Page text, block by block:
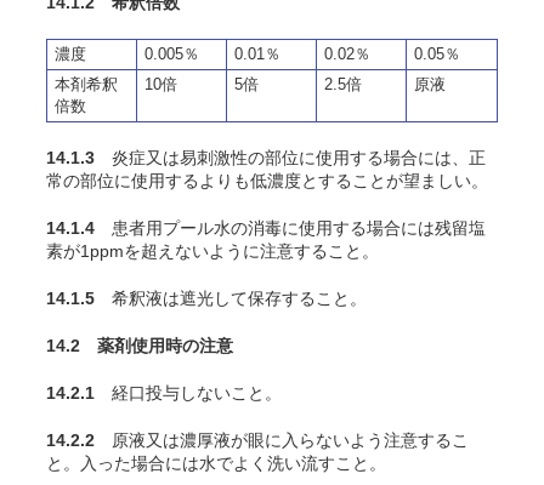
濃度 0.005％ 0.01％ 0.02％
0.05％
本剤希釈
倍数
10倍 5倍 2.5倍 原液
14.1.3 炎症又は易刺激性の部位に使用する場合には、正
常の部位に使用するよりも低濃度とすることが望ましい。
14.1.4 患者用プール水の消毒に使用する場合には残留塩
素が1ppmを超えないように注意すること。
14.1.5 希釈液は遮光して保存すること。
14.2 薬剤使用時の注意
14.2.1 経口投与しないこと。
14.2.2 原液又は濃厚液が眼に入らないよう注意するこ
と。入った場合には水でよく洗い流すこと。